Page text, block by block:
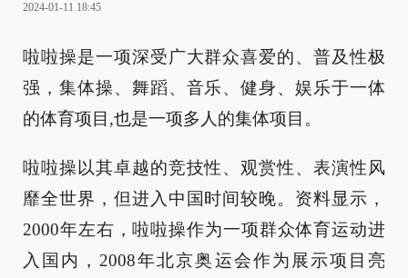
2024-01-11 18:45
啦啦操是一项深受广大群众喜爱的、普及性极
强，集体操、舞蹈、音乐、健身、娱乐于一体
的体育项目,也是一项多人的集体项目。
啦啦操以其卓越的竞技性、观赏性、表演性风
靡全世界，但进入中国时间较晚。资料显示，
2000年左右，啦啦操作为一项群众体育运动进
入国内，2008年北京奥运会作为展示项目亮